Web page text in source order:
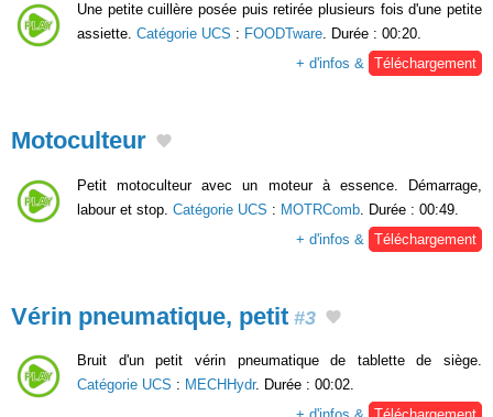
Une petite cuillère posée puis retirée plusieurs fois d'une petite
assiette. Catégorie UCS : FOODTware. Durée : 00:20.
+ d'infos & Téléchargement
Motoculteur
Petit motoculteur avec un moteur à essence. Démarrage,
labour et stop. Catégorie UCS : MOTRComb . Durée : 00:49.
+ d'infos &
Téléchargement
Vérin pneumatique, petit #3
Bruit d'un petit vérin pneumatique de tablette de siège.
Catégorie UCS : MECHHydr. Durée : 00:02.